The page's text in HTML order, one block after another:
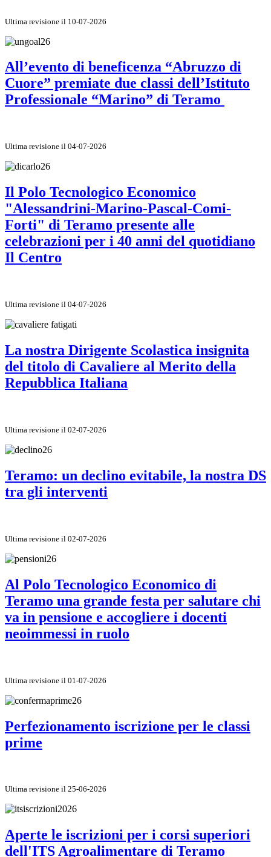
Ultima revisione il 10-07-2026
All’evento di beneficenza “Abruzzo di
Cuore” premiate due classi dell’Istituto
Professionale “Marino” di Teramo
Ultima revisione il 04-07-2026
Il Polo Tecnologico Economico
"Alessandrini-Marino-Pascal-Comi-
Forti" di Teramo presente alle
celebrazioni per i 40 anni del quotidiano
Il Centro
Ultima revisione il 04-07-2026
La nostra Dirigente Scolastica insignita
del titolo di Cavaliere al Merito della
Repubblica Italiana
Ultima revisione il 02-07-2026
Teramo: un declino evitabile, la nostra DS
tra gli interventi
Ultima revisione il 02-07-2026
Al Polo Tecnologico Economico di
Teramo una grande festa per salutare chi
va in pensione e accogliere i docenti
neoimmessi in ruolo
Ultima revisione il 01-07-2026
Perfezionamento iscrizione per le classi
prime
Ultima revisione il 25-06-2026
Aperte le iscrizioni per i corsi superiori
dell'ITS Agroalimentare di Teramo